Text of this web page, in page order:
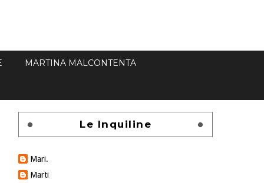
MARTINA MALCONTENTA
Le Inquiline
Mari.
Marti